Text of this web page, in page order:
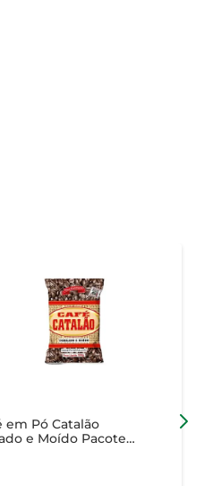
em Pó Catalão
e Moído Pacote